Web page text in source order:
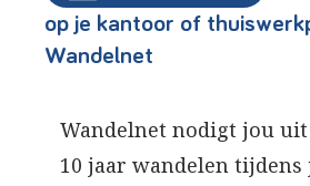
op je kantoor of
Wandelnet
Wandelnet nodigt jou
10 jaar wandelen tijdens